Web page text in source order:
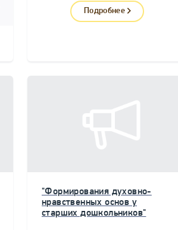
Подробнее
"Формирования духовно-
нравственных основ у
старших дошкольников"